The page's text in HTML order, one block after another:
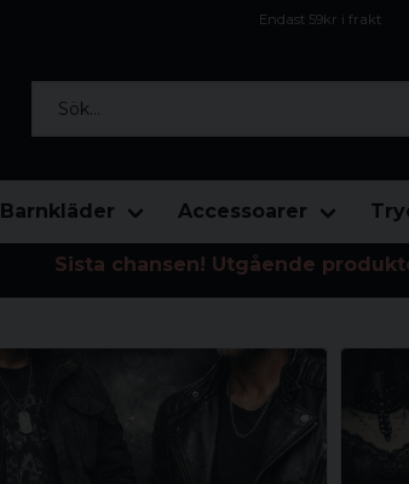
Endast 59kr i frakt
Barnkläder Accessoarer
Sista chansen! Utgående